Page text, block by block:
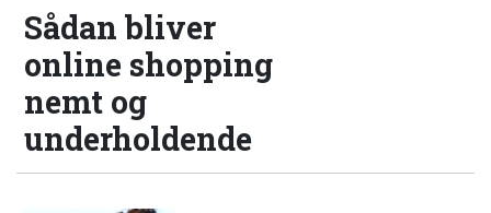
Sådan bliver
online shopping
nemt og
underholdende